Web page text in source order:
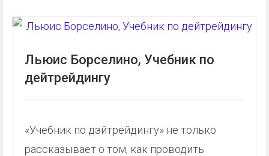
Льюис Борселино, Учебник по
дейтрейдингу
«Учебник по дэйтрейдингу» не только
рассказывает о том, как проводить